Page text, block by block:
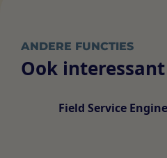
ANDERE FUNCTIES
Ook
Field Service